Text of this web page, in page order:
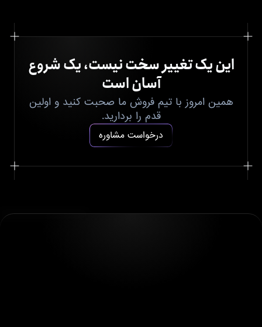
این یک تغییر سخت نیست، یک شروع
آسان است
همین امروز با تیم فروش ما صحبت کنید و اولین
قدم را بردارید.
درخواست مشاوره